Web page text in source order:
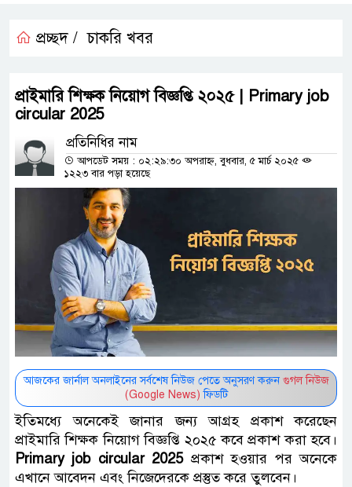
প্রচ্ছদ / চাকরি খবর
প্রাইমারি শিক্ষক নিয়োগ বিজ্ঞপ্তি ২০২৫ | Primary job
circular 2025
প্রতিনিধির নাম
আপডেট সময় : ০২:২৯:৩০ অপরাহ্ন, বুধবার, ৫ মার্চ ২০২৫
১২২৩ বার পড়া হয়েছে
আজকের জার্নাল অনলাইনের সর্বশেষ নিউজ পেতে অনুসরণ করুন গুগল নিউজ
(Google News) ফিডটি
ইতিমধ্যে অনেকেই জানার জন্য আগ্রহ প্রকাশ করেছেন
প্রাইমারি শিক্ষক নিয়োগ বিজ্ঞপ্তি ২০২৫ কবে প্রকাশ করা হবে।
Primary job circular 2025প্রকাশ হওয়ার পর অনেকে
এখানে আবেদন এবং নিজেদেরকে প্রস্তুত করে তুলবেন।